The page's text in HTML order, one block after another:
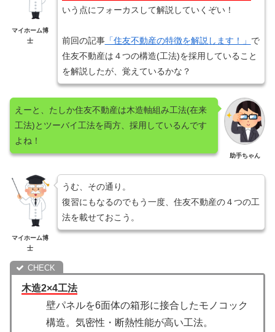
マイホーム博
士
いう点にフォーカスして解説していくぞい！
前回の記事「住友不動産の特徴を解説します！」 で
住友不動産は４つの構造(工法)を採用していること
を解説したが、覚えているかな？
助手ちゃん
えーと、たしか住友不動産は木造軸組み工法(在来
工法)とツーバイ工法を両方、採用しているんです
よね！
マイホーム博
士
うむ、その通り。
復習にもなるのでもう一度、住友不動産の４つの工
法を載せておこう。
木造2×4工法
壁パネルを6面体の箱形に接合したモノコック
構造。気密性・断熱性能が高い工法。